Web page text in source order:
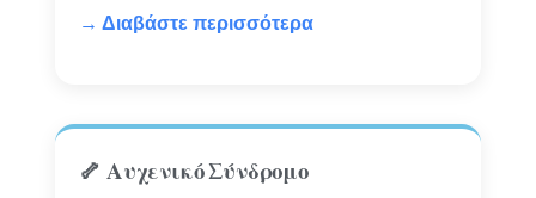
→ Διαβάστε περισσότερα
🦴 Αυχενικό Σύνδρομο